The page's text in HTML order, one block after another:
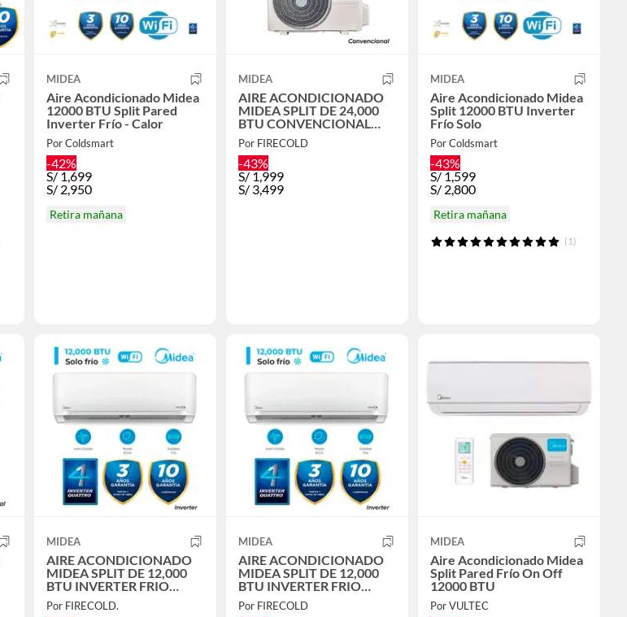
MIDEA
Aire Acondicionado Midea
12000 BTU Split Pared
Inverter Frío - Calor
Por Coldsmart
-42%
S/ 1,699
S/ 2,950
Retira mañana
MIDEA
AIRE ACONDICIONADO
MIDEA SPLIT DE 24,000
BTU CONVENCIONAL
FRIO SOLO
Por FIRECOLD
-43%
S/ 1,999
S/ 3,499
MIDEA
Aire Acondicionado Midea
Split 12000 BTU Inverter
Frío Solo
Por Coldsmart
-43%
S/ 1,599
S/ 2,800
Retira mañana
(1)
MIDEA
AIRE ACONDICIONADO
MIDEA SPLIT DE 12,000
BTU INVERTER FRIO
SOLO
Por FIRECOLD.
MIDEA
AIRE ACONDICIONADO
MIDEA SPLIT DE 12,000
BTU INVERTER FRIO
SOLO
Por FIRECOLD
MIDEA
Aire Acondicionado Midea
Split Pared Frío On Off
12000 BTU
Por VULTEC